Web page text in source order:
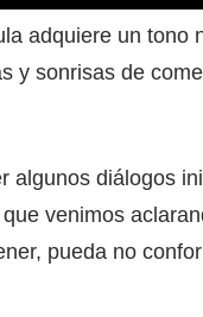
adquiere un tono
y sonrisas de
algunos diálogos
venimos
pueda no